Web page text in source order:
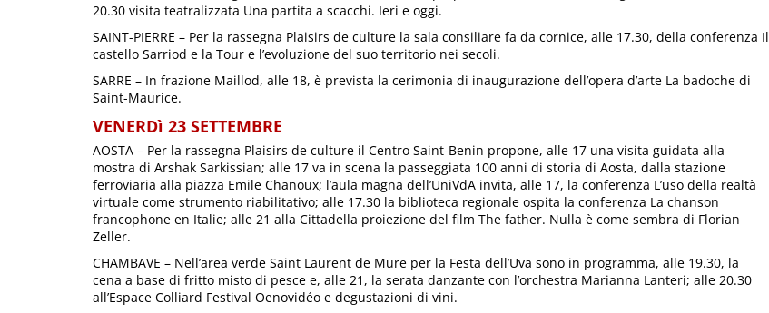
20.30 visita teatralizzata Una partita a scacchi. Ieri e oggi.
SAINT-PIERRE – Per la rassegna Plaisirs de culture la sala consiliare fa da cornice, alle 17.30, della conferenza Il
castello Sarriod e la Tour e l’evoluzione del suo territorio nei secoli.
SARRE – In frazione Maillod, alle 18, è prevista la cerimonia di inaugurazione dell’opera d’arte La badoche di
Saint-Maurice.
VENERDì 23 SETTEMBRE
AOSTA – Per la rassegna Plaisirs de culture il Centro Saint-Benin propone, alle 17 una visita guidata alla
mostra di Arshak Sarkissian; alle 17 va in scena la passeggiata 100 anni di storia di Aosta, dalla stazione
ferroviaria alla piazza Emile Chanoux; l’aula magna dell’UniVdA invita, alle 17, la conferenza L’uso della realtà
virtuale come strumento riabilitativo; alle 17.30 la biblioteca regionale ospita la conferenza La chanson
francophone en Italie; alle 21 alla Cittadella proiezione del film The father. Nulla è come sembra di Florian
Zeller.
CHAMBAVE – Nell’area verde Saint Laurent de Mure per la Festa dell’Uva sono in programma, alle 19.30, la
cena a base di fritto misto di pesce e, alle 21, la serata danzante con l’orchestra Marianna Lanteri; alle 20.30
all’Espace Colliard Festival Oenovidéo e degustazioni di vini.